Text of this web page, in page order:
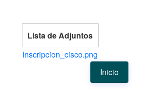
Lista de Adjuntos
Inscripcion_cisco.png
Inicio